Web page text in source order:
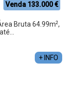
Venda 133.000 €
Bruta 64.99m2,
+ INFO